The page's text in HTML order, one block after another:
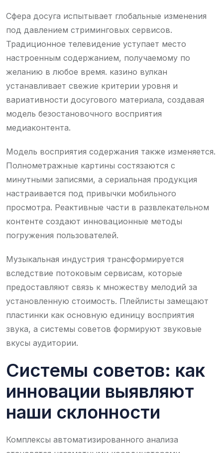
Сфера досуга испытывает глобальные изменения
под давлением стриминговых сервисов.
Традиционное телевидение уступает место
настроенным содержанием, получаемому по
желанию в любое время. казино вулкан
устанавливает свежие критерии уровня и
вариативности досугового материала, создавая
модель безостановочного восприятия
медиаконтента.
Модель восприятия содержания также изменяется.
Полнометражные картины состязаются с
минутными записями, а сериальная продукция
настраивается под привычки мобильного
просмотра. Реактивные части в развлекательном
контенте создают инновационные методы
погружения пользователей.
Музыкальная индустрия трансформируется
вследствие потоковым сервисам, которые
предоставляют связь к множеству мелодий за
установленную стоимость. Плейлисты замещают
пластинки как основную единицу восприятия
звука, а системы советов формируют звуковые
вкусы аудитории.
Системы советов: как
инновации выявляют
наши склонности
Комплексы автоматизированного анализа